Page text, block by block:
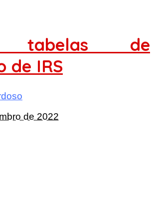
tabelas de
de IRS
de 2022